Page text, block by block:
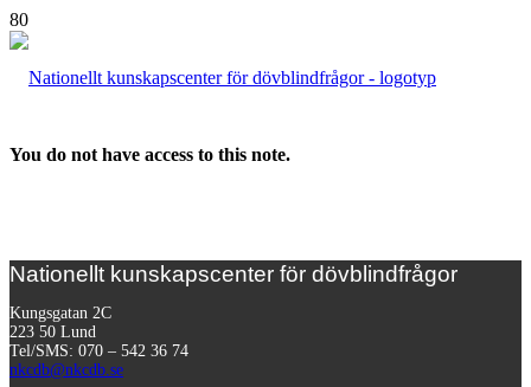
You do not have access to this note.
Nationellt kunskapscenter för dövblindfrågor
Kungsgatan 2C
223 50 Lund
Tel/SMS: 070 – 542 36 74
nkcdb@nkcdb.se